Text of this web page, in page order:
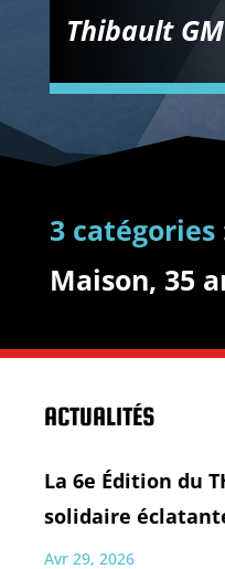
Thibault GM
3 catégories
Maison, 35
ACTUALITÉS
La 6e Édition du
solidaire
Avr 29, 2026